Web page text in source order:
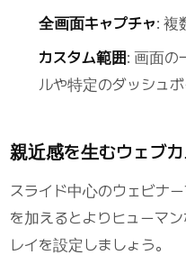
全画面キャプチャ: 複
カスタム範囲 : 画面の
ルや特定のダッシュ
親近感を生むウェブ
スライド中心のウェビナ
を加えるとよりヒューマ
レイを設定しましょう。